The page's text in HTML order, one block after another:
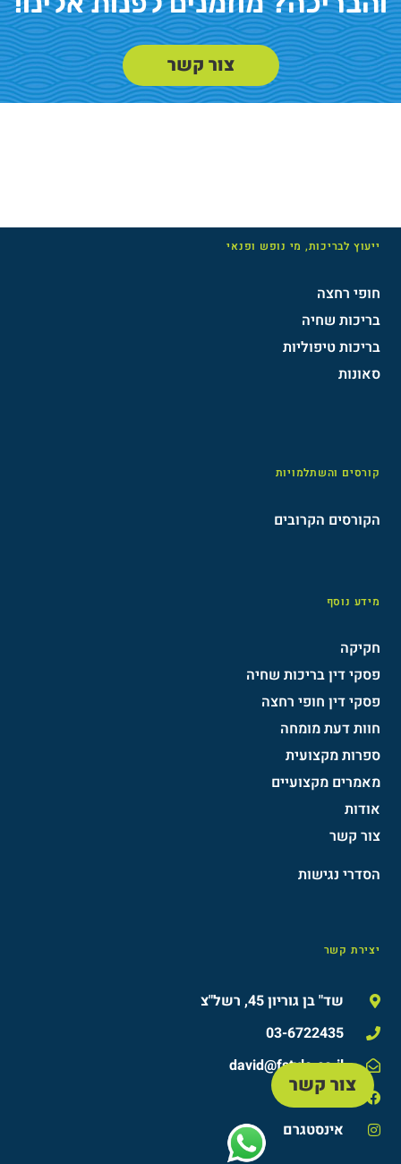
צור קשר
ייעוץ לבריכות, מי נופש ופנאי
חופי רחצה
בריכות שחיה
בריכות טיפוליות
סאונות
צור קשר
קורסים והשתלמויות
הקורסים הקרובים
מידע נוסף
חקיקה
פסקי דין בריכות שחיה
פסקי דין חופי רחצה
חוות דעת מומחה
ספרות מקצועית
מאמרים מקצועיים
אודות
צור קשר
הסדרי נגישות​
יצירת קשר
שד" בן גוריון 45, רשל"צ
03-6722435
david@fstyle.co.il
פייסבוק
אינסטגרם